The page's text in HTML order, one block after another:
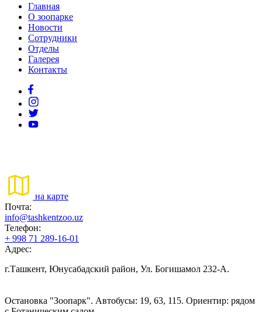
Главная
О зоопарке
Новости
Сотрудники
Отделы
Галерея
Контакты
на карте
Почта:
info@tashkentzoo.uz
Телефон:
+ 998 71 289-16-01
Адрес:
г.Ташкент, Юнусабадский район, Ул. Богишамол 232-А.
Остановка "Зоопарк". Автобусы: 19, 63, 115. Ориентир: рядом